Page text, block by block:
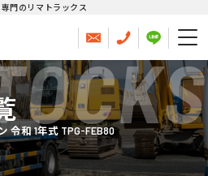
門のリマトラックス
令和 1年式 TPG-FEB80